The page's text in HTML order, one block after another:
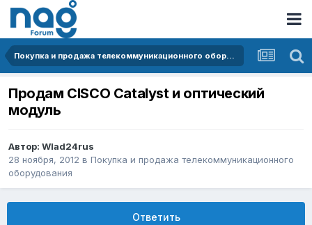
Покупка и продажа телекоммуникационного оборудования
Продам CISCO Catalyst и оптический
модуль
Автор: Wlad24rus
28 ноября, 2012 в Покупка и продажа телекоммуникационного
оборудования
Ответить